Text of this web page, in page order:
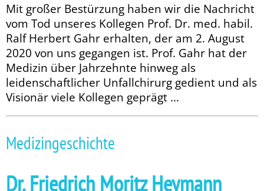
Mit großer Bestürzung haben wir die Nachricht
vom Tod unseres Kollegen Prof. Dr. med. habil.
Ralf Herbert Gahr erhalten, der am 2. August
2020 von uns gegangen ist. Prof. Gahr hat der
Medizin über Jahrzehnte hinweg als
leidenschaftlicher Unfallchirurg gedient und als
Visionär viele Kollegen geprägt ...
Medizingeschichte
Dr. Friedrich Moritz Heymann